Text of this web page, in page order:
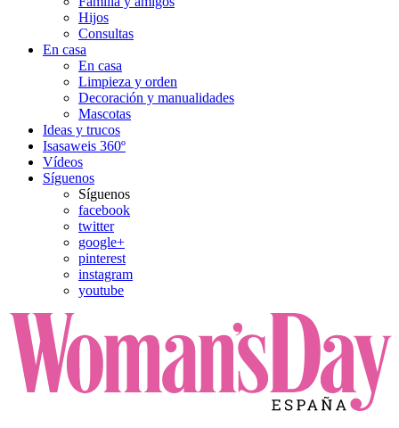
Hijos
Consultas
En casa
En casa
Limpieza y orden
Decoración y manualidades
Mascotas
Ideas y trucos
Isasaweis 360º
Vídeos
Síguenos
Síguenos
facebook
twitter
google+
pinterest
instagram
youtube